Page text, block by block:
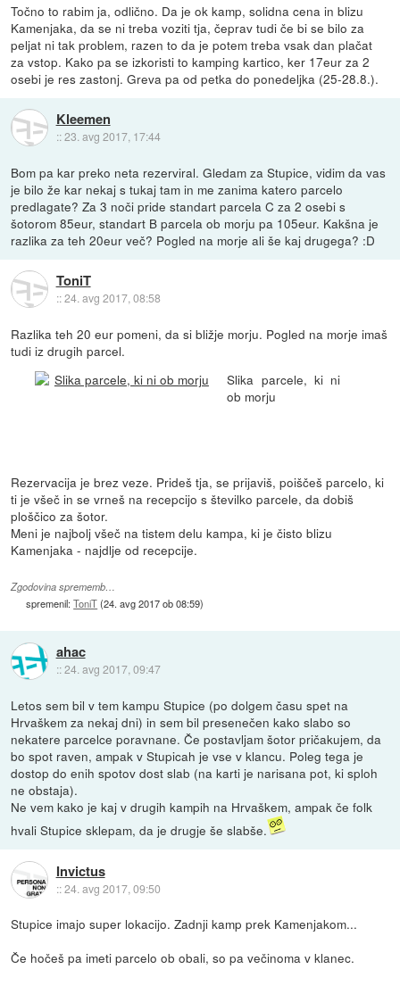
Točno to rabim ja, odlično. Da je ok kamp, solidna cena in blizu
Kamenjaka, da se ni treba voziti tja, čeprav tudi če bi se bilo za
peljat ni tak problem, razen to da je potem treba vsak dan plačat
za vstop. Kako pa se izkoristi to kamping kartico, ker 17eur za 2
osebi je res zastonj. Greva pa od petka do ponedeljka (25-28.8.).
Kleemen
::23. avg 2017, 17:44
Bom pa kar preko neta rezerviral. Gledam za Stupice, vidim da vas
je bilo že kar nekaj s tukaj tam in me zanima katero parcelo
predlagate? Za 3 noči pride standart parcela C za 2 osebi s
šotorom 85eur, standart B parcela ob morju pa 105eur. Kakšna je
razlika za teh 20eur več? Pogled na morje ali še kaj drugega? :D
ToniT
::24. avg 2017, 08:58
Razlika teh 20 eur pomeni, da si bližje morju. Pogled na morje imaš
tudi iz drugih parcel.
Slika parcele, ki ni
ob morju
Rezervacija je brez veze. Prideš tja, se prijaviš, poiščeš parcelo, ki
ti je všeč in se vrneš na recepcijo s številko parcele, da dobiš
ploščico za šotor.
Meni je najbolj všeč na tistem delu kampa, ki je čisto blizu
Kamenjaka - najdlje od recepcije.
Zgodovina sprememb…
spremenil:ToniT(24. avg 2017 ob 08:59)
ahac
::24. avg 2017, 09:47
Letos sem bil v tem kampu Stupice (po dolgem času spet na
Hrvaškem za nekaj dni) in sem bil presenečen kako slabo so
nekatere parcelce poravnane. Če postavljam šotor pričakujem, da
bo spot raven, ampak v Stupicah je vse v klancu. Poleg tega je
dostop do enih spotov dost slab (na karti je narisana pot, ki sploh
ne obstaja).
Ne vem kako je kaj v drugih kampih na Hrvaškem, ampak če folk
hvali Stupice sklepam, da je drugje še slabše.
Invictus
::24. avg 2017, 09:50
Stupice imajo super lokacijo. Zadnji kamp prek Kamenjakom...
Če hočeš pa imeti parcelo ob obali, so pa večinoma v klanec.